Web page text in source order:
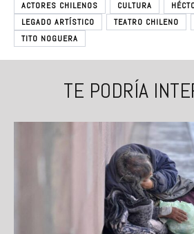
ACTORES CHILENOS CULTURA
LEGADO ARTÍSTICO
TEATRO CHILENO
TITO NOGUERA
TE PODRÍA